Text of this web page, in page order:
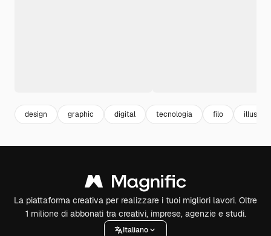
design graphic digital tecnologia filo
La piattaforma creativa per realizzare i tuoi migliori lavori. Oltre
1 milione di abbonati tra creativi, imprese, agenzie e studi.
Italiano